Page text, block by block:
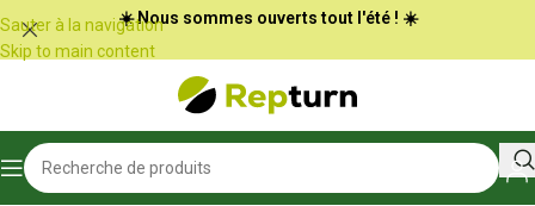
Panneau de gestion des cookies
Sauter à la navigation
Skip to main content
☀️ Nous sommes ouverts tout l'été ! ☀️